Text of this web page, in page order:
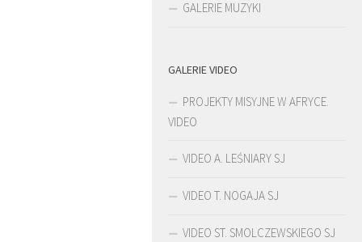
GALERIE MUZYKI
GALERIE VIDEO
PROJEKTY MISYJNE W AFRYCE.
VIDEO
VIDEO A. LEŚNIARY SJ
VIDEO T. NOGAJA SJ
VIDEO ST. SMOLCZEWSKIEGO SJ